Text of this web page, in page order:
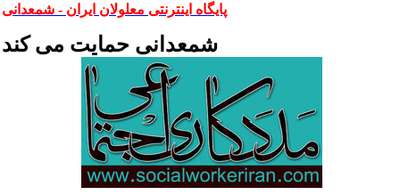
پایگاه اینترنتی معلولان ایران - شمعدانی
شمعدانی حمایت می کند